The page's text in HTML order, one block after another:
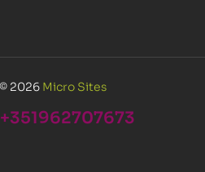
2026 Micro Sites
+351962707673